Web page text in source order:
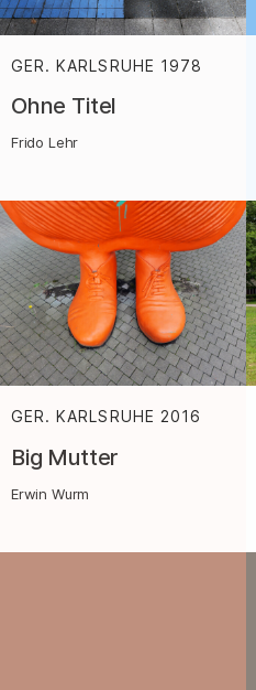
GER. KARLSRUHE 1978
Ohne Titel
Frido Lehr
GER. KARLSRUHE 2016
Big Mutter
Erwin Wurm